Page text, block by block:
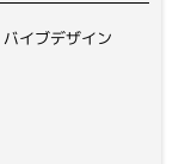
バイブデザイン